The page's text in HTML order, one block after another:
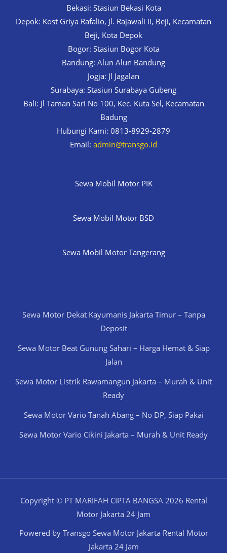
Bekasi: Stasiun Bekasi Kota
Depok: Kost Griya Rafalio, Jl. Rajawali II, Beji, Kecamatan
Beji, Kota Depok
Bogor: Stasiun Bogor Kota
Bandung: Alun Alun Bandung
Jogja: Jl Jagalan
Surabaya: Stasiun Surabaya Gubeng
Bali: Jl Taman Sari No 100, Kec. Kuta Sel, Kecamatan
Badung
Hubungi Kami: 0813-8929-2879
Email: admin@transgo.id
Sewa Mobil Motor PIK
Sewa Mobil Motor BSD
Sewa Mobil Motor Tangerang
Sewa Motor Dekat Kayumanis Jakarta Timur – Tanpa
Deposit
Sewa Motor Beat Gunung Sahari – Harga Hemat & Siap
Jalan
Sewa Motor Listrik Rawamangun Jakarta – Murah & Unit
Ready
Sewa Motor Vario Tanah Abang – No DP, Siap Pakai
Sewa Motor Vario Cikini Jakarta – Murah & Unit Ready
Copyright © PT MARIFAH CIPTA BANGSA 2026 Rental
Motor Jakarta 24 Jam
Powered by Transgo Sewa Motor Jakarta Rental Motor
Jakarta 24 Jam